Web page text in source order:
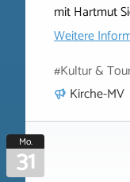
mit Hartmut
Weitere
#Kultur &
Kirche-MV
Mo.
31